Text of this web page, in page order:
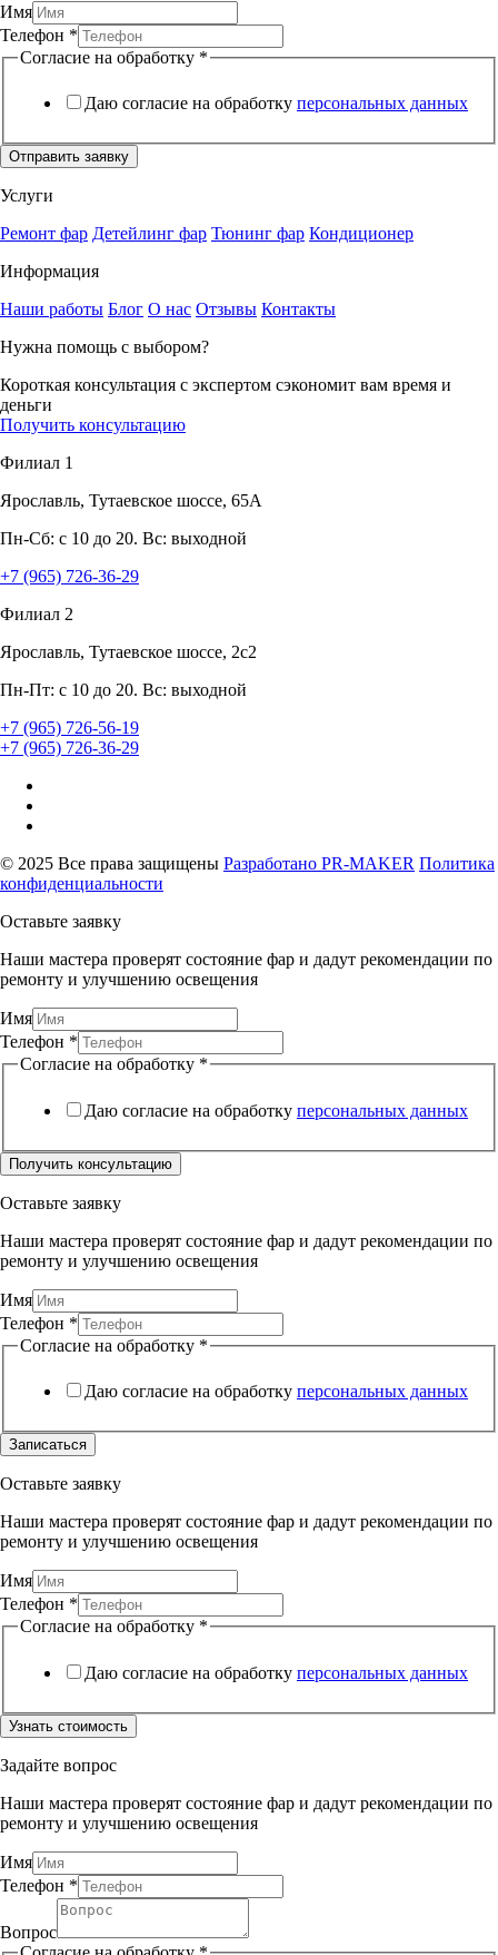
Имя
Телефон *
Согласие на обработку *
Даю согласие на обработку персональных данных
Отправить заявку
Услуги
Ремонт фар Детейлинг фар Тюнинг фар Кондиционер
Информация
Наши работы Блог О нас Отзывы Контакты
Нужна помощь с выбором?
Короткая консультация с экспертом сэкономит вам время и
деньги
Получить консультацию
Филиал 1
Ярославль, Тутаевское шоссе, 65А
Пн-Сб: с 10 до 20. Вс: выходной
+7 (965) 726-36-29
Филиал 2
Ярославль, Тутаевское шоссе, 2с2
Пн-Пт: с 10 до 20. Вс: выходной
+7 (965) 726-56-19
+7 (965) 726-36-29
© 2025 Все права защищены Разработано PR-MAKER Политика
конфиденциальности
Оставьте заявку
Наши мастера проверят состояние фар и дадут рекомендации по
ремонту и улучшению освещения
Имя
Телефон *
Согласие на обработку *
Даю согласие на обработку персональных данных
Получить консультацию
Оставьте заявку
Наши мастера проверят состояние фар и дадут рекомендации по
ремонту и улучшению освещения
Имя
Телефон *
Согласие на обработку *
Даю согласие на обработку персональных данных
Записаться
Оставьте заявку
Наши мастера проверят состояние фар и дадут рекомендации по
ремонту и улучшению освещения
Имя
Телефон *
Согласие на обработку *
Даю согласие на обработку персональных данных
Узнать стоимость
Задайте вопрос
Наши мастера проверят состояние фар и дадут рекомендации по
ремонту и улучшению освещения
Имя
обработку
Вопрос
Телефон *
Вопрос